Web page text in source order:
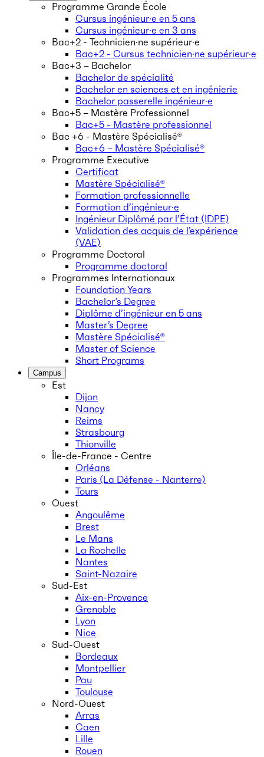
Programme Grande École
Cursus ingénieur·e en 5 ans
Cursus ingénieur·e en 3 ans
Bac+2 - Technicien·ne supérieur·e
Bac+2 - Cursus technicien·ne supérieur·e
Bac+3 – Bachelor
Bachelor de spécialité
Bachelor en sciences et en ingénierie
Bachelor passerelle ingénieur·e
Bac+5 – Mastère Professionnel
Bac+5 - Mastère professionnel
Bac +6 - Mastère Spécialisé®
Bac+6 – Mastère Spécialisé®
Programme Executive
Certificat
Mastère Spécialisé®
Formation professionnelle
Formation d’ingénieur·e
Ingénieur Diplômé par l’État (IDPE)
Validation des acquis de l’expérience
(VAE)
Programme Doctoral
Programme doctoral
Programmes Internationaux
Foundation Years
Bachelor’s Degree
Diplôme d’ingénieur en 5 ans
Master’s Degree
Mastère Spécialisé®
Master of Science
Short Programs
Campus
Est
Dijon
Nancy
Reims
Strasbourg
Thionville
Île-de-France - Centre
Orléans
Paris (La Défense - Nanterre)
Tours
Ouest
Angoulême
Brest
Le Mans
La Rochelle
Nantes
Saint-Nazaire
Sud-Est
Aix-en-Provence
Grenoble
Lyon
Nice
Sud-Ouest
Bordeaux
Montpellier
Pau
Toulouse
Nord-Ouest
Arras
Caen
Lille
Rouen